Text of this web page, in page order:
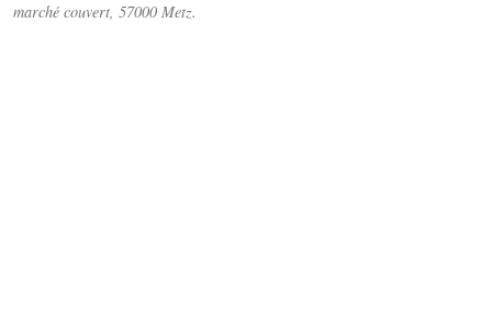
marché couvert, 57000 Metz.